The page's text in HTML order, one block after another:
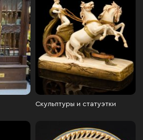
Скульптуры и статуэтки